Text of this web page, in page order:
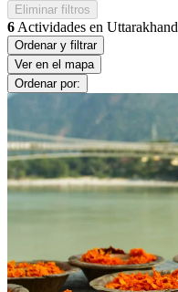
Eliminar filtros
6 Actividades en Uttarakhand
Ordenar y filtrar
Ver en el mapa
Ordenar por: